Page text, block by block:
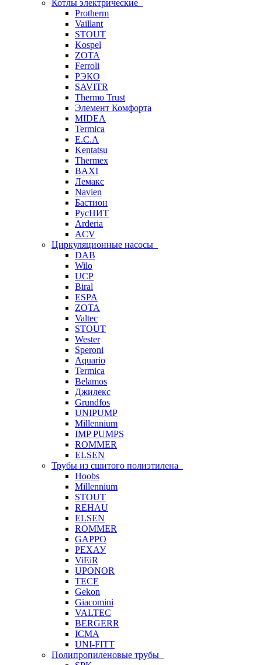
Котлы электрические
Protherm
Vaillant
STOUT
Kospel
ZOTA
Ferroli
РЭКО
SAVITR
Thermo Trust
Элемент Комфорта
MIDEA
Termica
E.C.A
Kentatsu
Thermex
BAXI
Лемакс
Navien
Бастион
РусНИТ
Arderia
ACV
Циркуляционные насосы
DAB
Wilo
UCP
Biral
ESPA
ZOTA
Valtec
STOUT
Wester
Speroni
Aquario
Termica
Belamos
Джилекс
Grundfos
UNIPUMP
Millennium
IMP PUMPS
ROMMER
ELSEN
Трубы из сшитого полиэтилена
Hoobs
Millennium
STOUT
REHAU
ELSEN
ROMMER
GAPPO
РЕХАУ
ViEiR
UPONOR
TECE
Gekon
Giacomini
VALTEC
BERGERR
ICMA
UNI-FITT
Полипропиленовые трубы